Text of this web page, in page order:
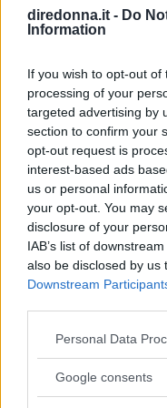
diredonna.it - Do
Information
If you wish to opt-out
processing of your
targeted advertising by
section to confirm your
opt-out request is
interest-based ads
us or personal
your opt-out. You may
disclosure of your
IAB’s list of
also be disclosed by us
Downstream
Please note that this
not limited to your visit
Personal Data
Google consents
La dieta
come
La dieta dinner